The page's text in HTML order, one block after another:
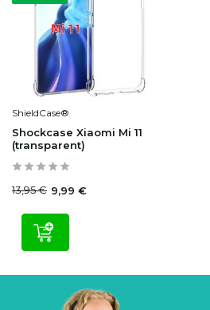
ShieldCase®
Shockcase Xiaomi Mi 11
(transparent)
13,95 € 9,99 €